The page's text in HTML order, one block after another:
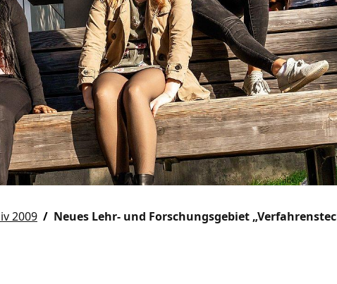
2009 Neues Lehr- und Forschungsgebiet